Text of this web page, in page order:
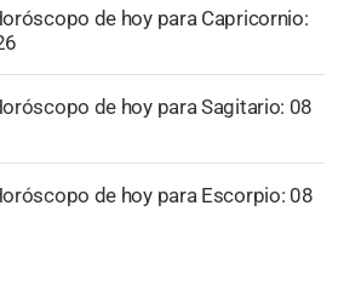
de hoy para Capricornio:
de hoy para Sagitario: 08
de hoy para Escorpio: 08